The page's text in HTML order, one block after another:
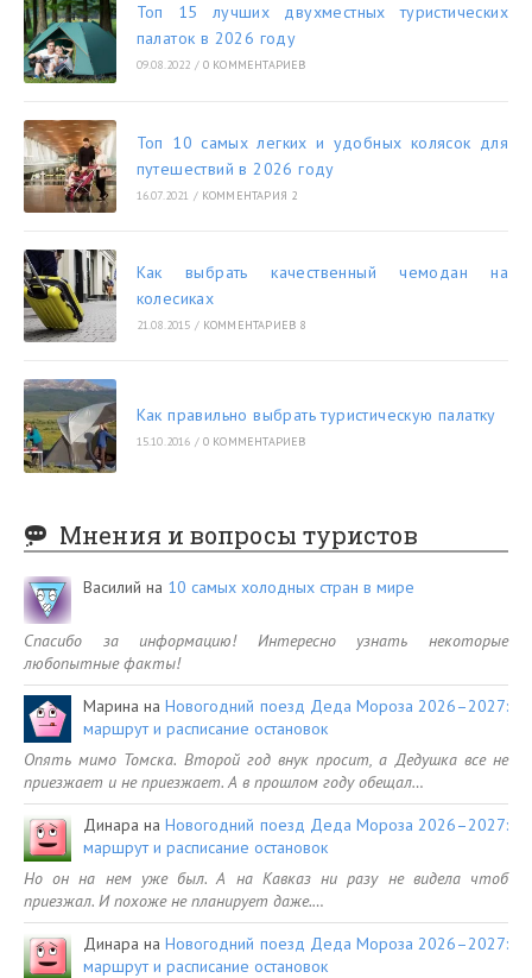
Топ 15 лучших двухместных туристических
палаток в 2026 году
09.08.2022 / 0 КОММЕНТАРИЕВ
Топ 10 самых легких и удобных колясок для
путешествий в 2026 году
16.07.2021 / КОММЕНТАРИЯ 2
Как выбрать качественный чемодан на
колесиках
21.08.2015 / КОММЕНТАРИЕВ 8
Как правильно выбрать туристическую палатку
15.10.2016 / 0 КОММЕНТАРИЕВ
Мнения и вопросы туристов
Василий на 10 самых холодных стран в мире
Спасибо за информацию! Интересно узнать некоторые
любопытные факты!
Марина наНовогодний поезд Деда Мороза 2026–2027:
маршрут и расписание остановок
Опять мимо Томска. Второй год внук просит, а Дедушка все не
приезжает и не приезжает. А в прошлом году обещал…
Динара наНовогодний поезд Деда Мороза 2026–2027:
маршрут и расписание остановок
Но он на нем уже был. А на Кавказ ни разу не видела чтоб
приезжал. И похоже не планирует даже.…
Динара наНовогодний поезд Деда Мороза 2026–2027:
маршрут и расписание остановок